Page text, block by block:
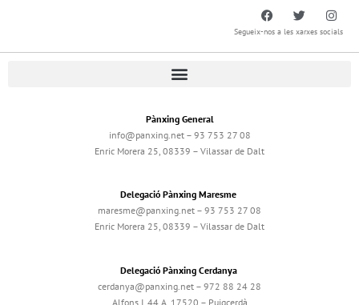
Segueix-nos a les xarxes socials
Pànxing General
info@panxing.net – 93 753 27 08
Enric Morera 25, 08339 – Vilassar de Dalt
Delegació Pànxing Maresme
maresme@panxing.net – 93 753 27 08
Enric Morera 25, 08339 – Vilassar de Dalt
Delegació Pànxing Cerdanya
cerdanya@panxing.net – 972 88 24 28
Alfons I, 44 A, 17520 – Puigcerdà